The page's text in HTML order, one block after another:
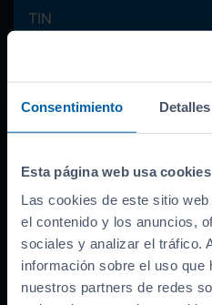
Consentimiento Detalles
Esta página web usa cookies
Las cookies de este sitio
el contenido y los anuncios,
sociales y analizar el tráfico.
información sobre el uso que
nuestros partners de redes
Máxima: 11.248 €
TIN